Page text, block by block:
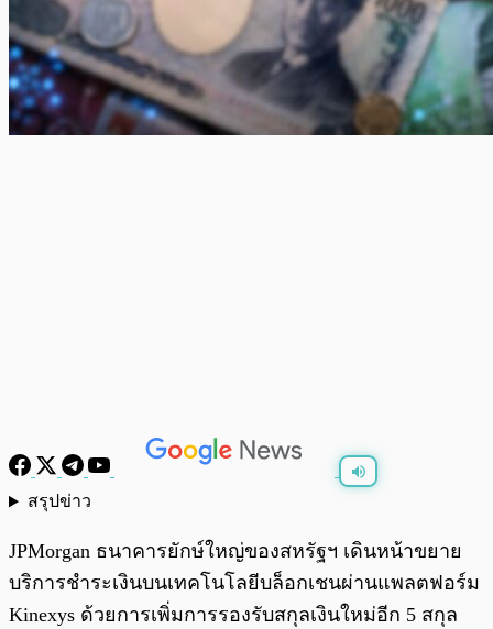
สรุปข่าว
JPMorgan ธนาคารยักษ์ใหญ่ของสหรัฐฯ เดินหน้าขยาย
บริการชำระเงินบนเทคโนโลยีบล็อกเชนผ่านแพลตฟอร์ม
Kinexys ด้วยการเพิ่มการรองรับสกุลเงินใหม่อีก 5 สกุล